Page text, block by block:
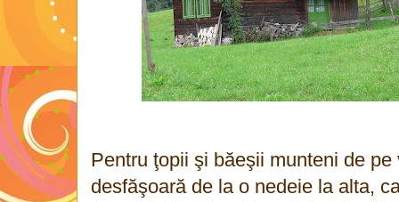
Pentru ţopii şi băeşii munteni de
desfăşoară de la o nedeie la alta,